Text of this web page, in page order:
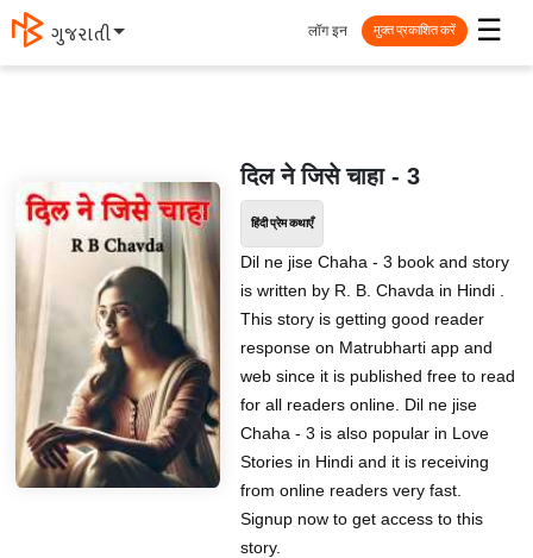
मराठी ☰
लॉग इन मुक्त प्रकाशित करें
दिल ने जिसे चाहा - 3
हिंदी प्रेम कथाएँ
Dil ne jise Chaha - 3 book and story
is written by R. B. Chavda in Hindi .
This story is getting good reader
response on Matrubharti app and
web since it is published free to read
for all readers online. Dil ne jise
Chaha - 3 is also popular in Love
Stories in Hindi and it is receiving
from online readers very fast.
Signup now to get access to this
story.